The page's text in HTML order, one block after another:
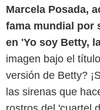
Marcela Posada,
fama mundial por
en 'Yo soy Betty,
imagen bajo el
versión de Betty?
las sirenas que